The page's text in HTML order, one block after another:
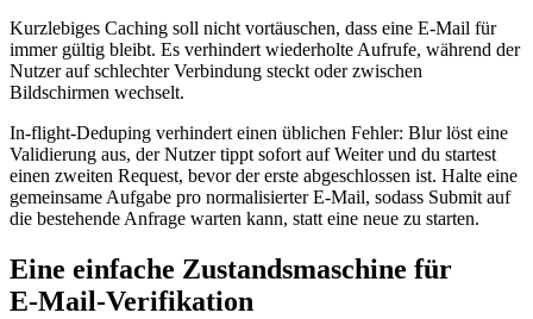
Kurzlebiges Caching soll nicht vortäuschen, dass eine E‑Mail für
immer gültig bleibt. Es verhindert wiederholte Aufrufe, während der
Nutzer auf schlechter Verbindung steckt oder zwischen
Bildschirmen wechselt.
In‑flight‑Deduping verhindert einen üblichen Fehler: Blur löst eine
Validierung aus, der Nutzer tippt sofort auf Weiter und du startest
einen zweiten Request, bevor der erste abgeschlossen ist. Halte eine
gemeinsame Aufgabe pro normalisierter E‑Mail, sodass Submit auf
die bestehende Anfrage warten kann, statt eine neue zu starten.
Eine einfache Zustandsmaschine für
E‑Mail‑Verifikation